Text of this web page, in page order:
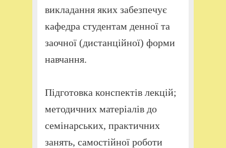
викладання яких забезпечує
кафедра студентам денної та
заочної (дистанційної) форми
навчання.
Підготовка конспектів лекцій;
методичних матеріалів до
семінарських, практичних
занять, самостійної роботи